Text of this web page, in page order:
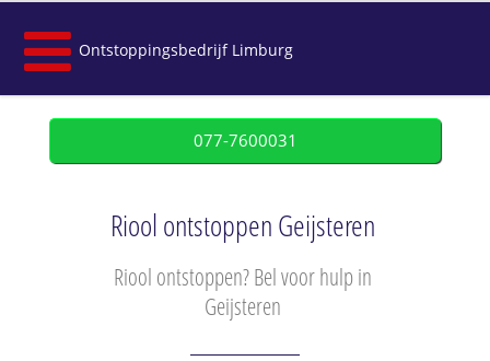
Ontstoppingsbedrijf Limburg
077-7600031
Riool ontstoppen Geijsteren
Riool ontstoppen? Bel voor hulp in
Geijsteren